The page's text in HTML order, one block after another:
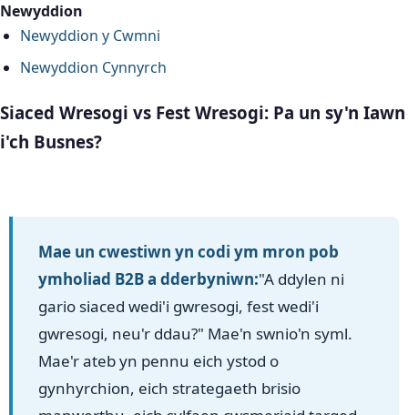
Newyddion
Newyddion y Cwmni
Newyddion Cynnyrch
Siaced Wresogi vs Fest Wresogi: Pa un sy'n Iawn
i'ch Busnes?
Mae un cwestiwn yn codi ym mron pob
ymholiad B2B a dderbyniwn:"A ddylen ni
gario siaced wedi'i gwresogi, fest wedi'i
gwresogi, neu'r ddau?" Mae'n swnio'n syml.
Mae'r ateb yn pennu eich ystod o
gynhyrchion, eich strategaeth brisio